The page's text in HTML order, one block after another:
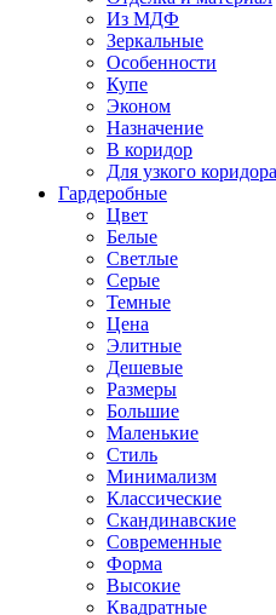
Из МДФ
Зеркальные
Особенности
Купе
Эконом
Назначение
В коридор
Для узкого коридора
Гардеробные
Цвет
Белые
Светлые
Серые
Темные
Цена
Элитные
Дешевые
Размеры
Большие
Маленькие
Стиль
Минимализм
Классические
Скандинавские
Современные
Форма
Высокие
Квадратные